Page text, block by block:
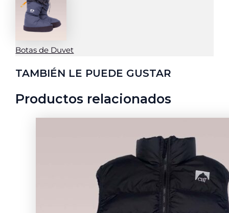
Botas de Duvet
TAMBIÉN LE PUEDE GUSTAR
Productos relacionados